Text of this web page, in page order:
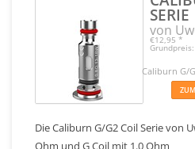
SERIE
von
€12,95 *
Caliburn G/
Die Caliburn G/G2 Coil Serie von
Ohm und G Coil mit 1.0 Ohm